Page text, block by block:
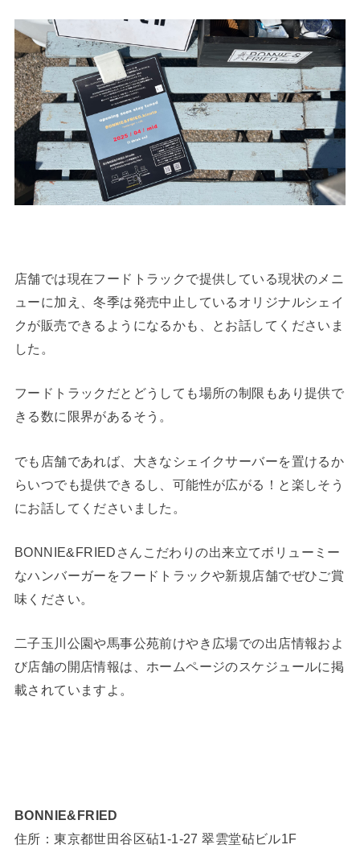
店舗では現在フードトラックで提供している現状のメニ
ューに加え、冬季は発売中止しているオリジナルシェイ
クが販売できるようになるかも、とお話してくださいま
した。
フードトラックだとどうしても場所の制限もあり提供で
きる数に限界があるそう。
でも店舗であれば、大きなシェイクサーバーを置けるか
らいつでも提供できるし、可能性が広がる！と楽しそう
にお話してくださいました。
BONNIE&FRIEDさんこだわりの出来立てボリューミー
なハンバーガーをフードトラックや新規店舗でぜひご賞
味ください。
二子玉川公園や馬事公苑前けやき広場での出店情報およ
び店舗の開店情報は、ホームページのスケジュールに掲
載されていますよ。
BONNIE&FRIED
住所：東京都世田谷区砧1-1-27 翠雲堂砧ビル1F